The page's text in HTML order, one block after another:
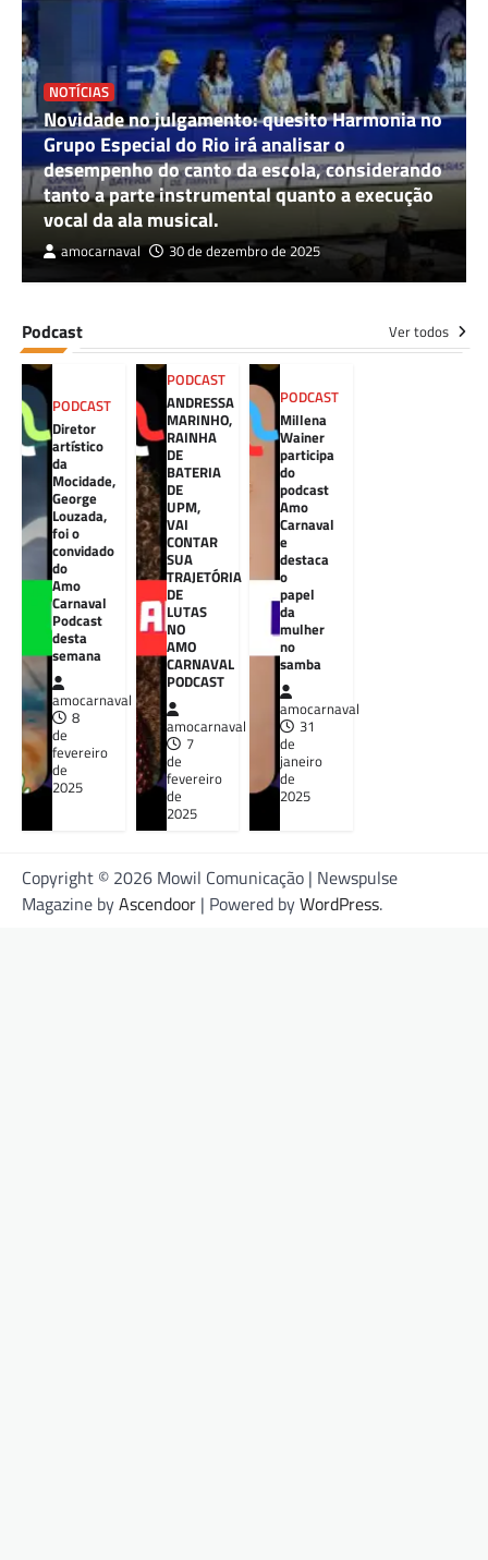
NOTÍCIAS
Novidade no julgamento: quesito Harmonia no
Grupo Especial do Rio irá analisar o
desempenho do canto da escola, considerando
tanto a parte instrumental quanto a execução
vocal da ala musical.
amocarnaval 30 de dezembro de 2025
Podcast Ver todos
PODCAST
Diretor
artístico
da
Mocidade,
George
Louzada,
foi o
convidado
do
Amo
Carnaval
Podcast
desta
semana
amocarnaval
8
de
fevereiro
de
2025
PODCAST
ANDRESSA
MARINHO,
RAINHA
DE
BATERIA
DE
UPM,
VAI
CONTAR
SUA
TRAJETÓRIA
DE
LUTAS
NO
AMO
CARNAVAL
PODCAST
amocarnaval
7
de
fevereiro
de
2025
PODCAST
Millena
Wainer
participa
do
podcast
Amo
Carnaval
e
destaca
o
papel
da
mulher
no
samba
amocarnaval
31
de
janeiro
de
2025
Copyright © 2026 Mowil Comunicação | Newspulse
Magazine byAscendoor | Powered byWordPress.